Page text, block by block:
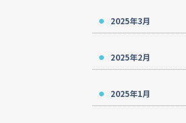
2025年3月
2025年2月
2025年1月